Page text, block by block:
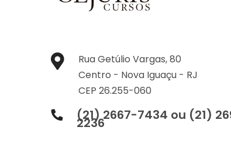
Rua Getúlio Vargas, 80
Centro - Nova Iguaçu - RJ
CEP 26.255-060
(21) 2667-7434 ou (21)
2236